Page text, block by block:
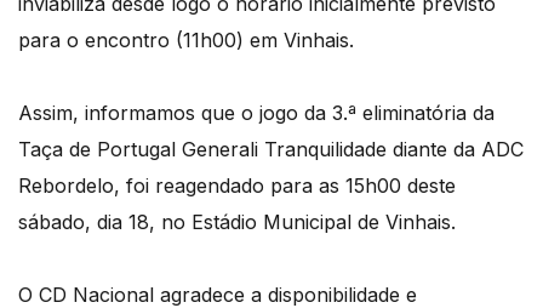
para o encontro (11h00) em Vinhais.
Assim, informamos que o jogo da 3.ª eliminatória da
Taça de Portugal Generali Tranquilidade diante da ADC
Rebordelo, foi reagendado para as 15h00 deste
sábado, dia 18, no Estádio Municipal de Vinhais.
O CD Nacional agradece a disponibilidade e